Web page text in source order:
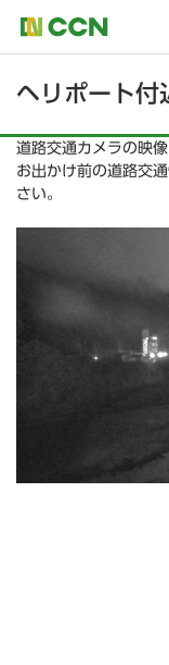
ヘリポート付
道路交通カメラの映
お出かけ前の道路交
さい。